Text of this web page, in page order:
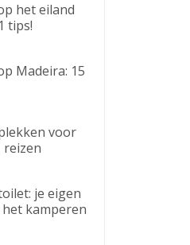
het eiland
tips!
Madeira: 15
voor
reizen
je eigen
kamperen